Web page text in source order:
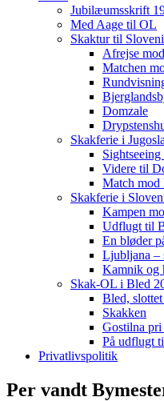
Jubilæumsskrift
Med Aage til OL
Skaktur til
Afrejse
Matchen
Domzale
Skakferie i
Videre til
Match mod
Skakferie i
Kampen
Udflugt til
En bløder
Ljubljana –
Kamnik og
Skak-OL i Bled
Bled, slottet
Skakken
Gostilna pri
På udflugt
Privatlivspolitik
Per vandt